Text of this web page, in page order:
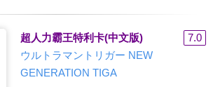
超人力霸王特利卡(中文版)
7.0
ウルトラマントリガー NEW
GENERATION TIGA